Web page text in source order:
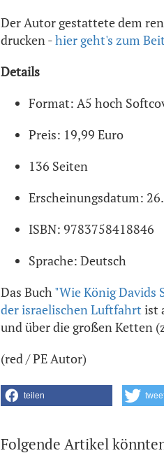
Der Autor gestattete dem
drucken -hier geht's zum
Details
Format: A5 hoch
Preis: 19,99 Euro
136 Seiten
Erscheinungsdatum:
ISBN: 9783758418846
Sprache: Deutsch
Das Buch"Wie König Davids
der israelischen Luftfahrt ist
und über die großen Ketten
(red / PE Autor)
teilen
Folgende Artikel